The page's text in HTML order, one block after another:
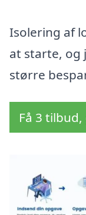
Isolering af
at starte, og
større
Få 3